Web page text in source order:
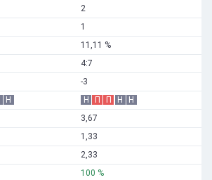
Н
2
1
11,11 %
4:7
-3
Н
П П Н
Н
3,67
1,33
2,33
100 %